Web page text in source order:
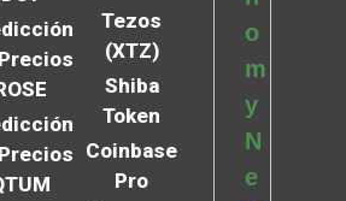
Tezos
(XTZ)
Shiba
Token
Coinbase
Pro
o
m
y
N
e